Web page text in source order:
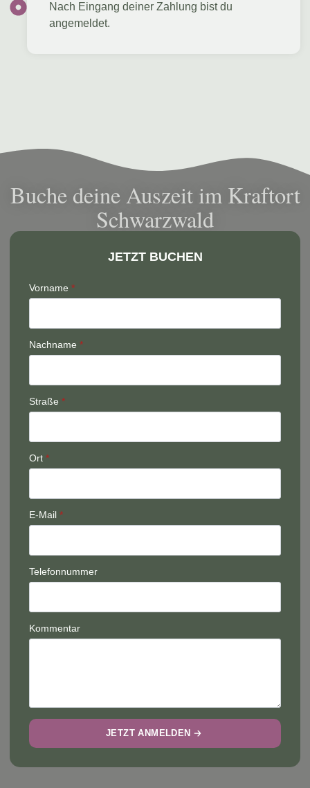
Nach Eingang deiner Zahlung bist du
angemeldet.
Buche deine Auszeit im Kraftort
Schwarzwald
JETZT BUCHEN
Vorname *
Nachname *
Straße *
Ort *
E-Mail *
Telefonnummer
Kommentar
JETZT ANMELDEN